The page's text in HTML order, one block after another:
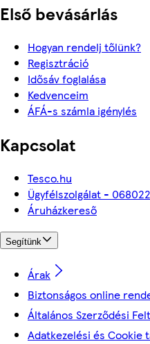
Első bevásárlás
Hogyan rendelj tőlünk?
Regisztráció
Idősáv foglalása
Kedvenceim
ÁFÁ-s számla igénylés
Kapcsolat
Tesco.hu
Ügyfélszolgálat -
Áruházkereső
Segítünk
Árak
Biztonságos online
Általános Szerződési
Adatkezelési és Cookie